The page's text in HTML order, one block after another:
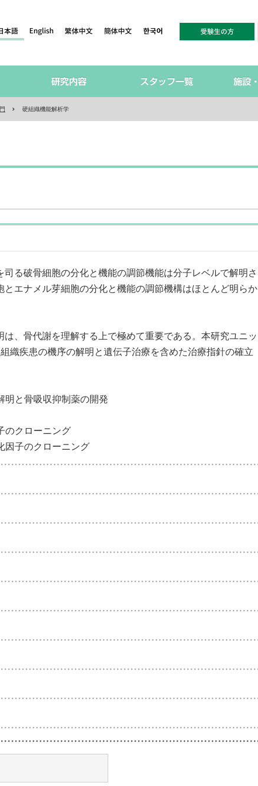
硬組織機能解析学
る破骨細胞の分化と機能の調節機能は分子レベルで解明さ
エナメル芽細胞の分化と機能の調節機構はほとんど明らか
、骨代謝を理解する上で極めて重要である。本研究ユニッ
織疾患の機序の解明と遺伝子治療を含めた治療指針の確立
明と骨吸収抑制薬の開発
のクローニング
因子のクローニング